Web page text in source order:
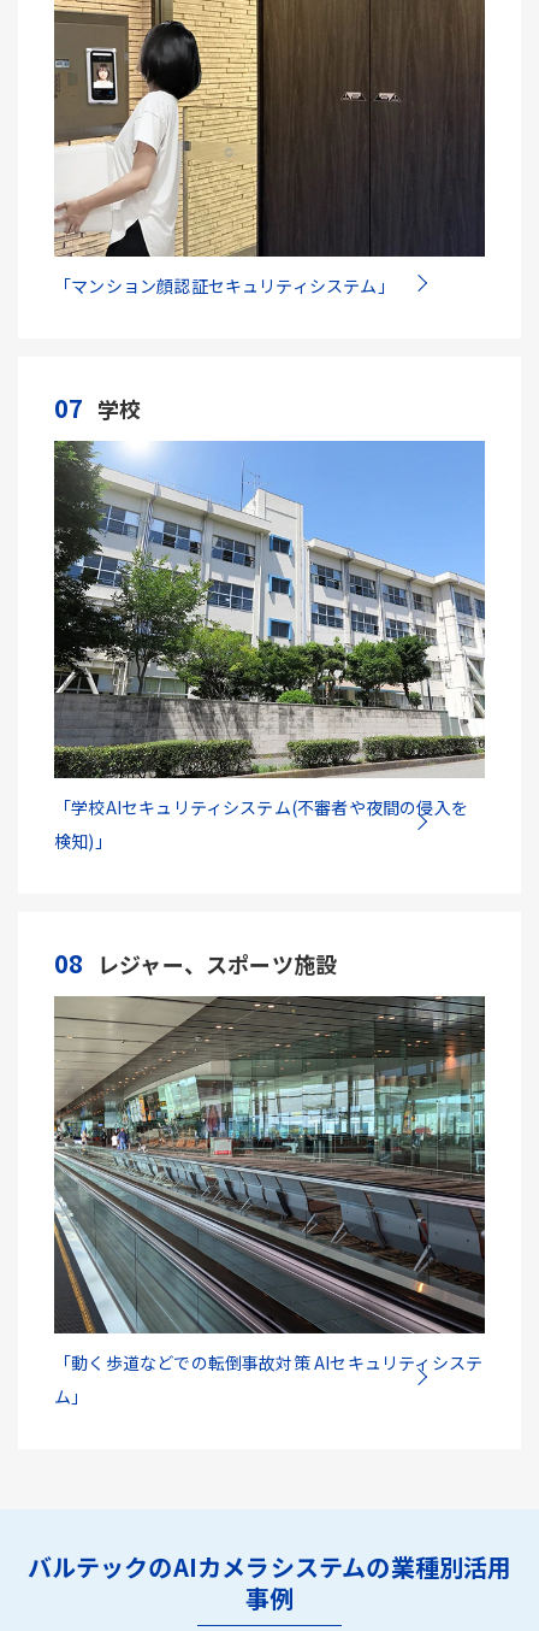
「マンション顔認証セキュリティシステム」
07 学校
「学校AIセキュリティシステム(不審者や夜間の侵入を
検知)」
08 レジャー、スポーツ施設
「動く歩道などでの転倒事故対策 AIセキュリティシステ
ム」
バルテックのAIカメラシステムの業種別活用
事例